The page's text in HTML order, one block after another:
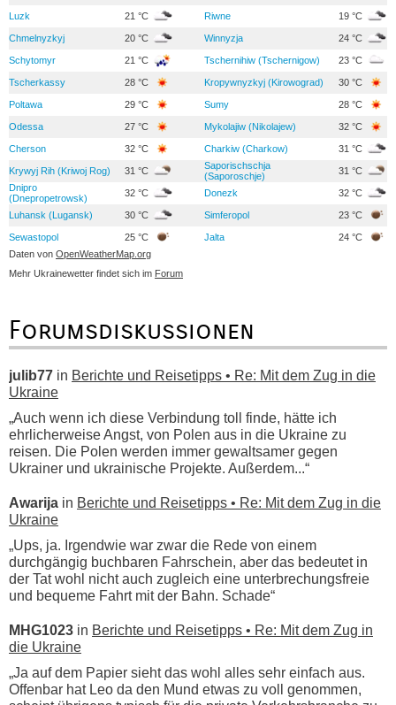
Luzk 21 °C Riwne 19 °C
Chmelnyzkyj 20 °C Winnyzja 24 °C
Schytomyr 21 °C Tschernihiw (Tschernigow) 23 °C
Tscherkassy 28 °C Kropywnyzkyj (Kirowograd) 30 °C
Poltawa 29 °C Sumy 28 °C
Odessa 27 °C Mykolajiw (Nikolajew) 32 °C
Cherson 32 °C Charkiw (Charkow) 31 °C
Krywyj Rih (Kriwoj Rog) 31 °C
Saporischschja
(Saporoschje)
31 °C
Dnipro
(Dnepropetrowsk)
32 °C Donezk 32 °C
Luhansk (Lugansk) 30 °C Simferopol 23 °C
Sewastopol 25 °C Jalta
24 °C
Daten von OpenWeatherMap.org
Mehr Ukrainewetter findet sich im Forum
Forumsdiskussionen
julib77 in Berichte und Reisetipps • Re: Mit dem Zug in die
Ukraine
„Auch wenn ich diese Verbindung toll finde, hätte ich
ehrlicherweise Angst, von Polen aus in die Ukraine zu
reisen. Die Polen werden immer gewaltsamer gegen
Ukrainer und ukrainische Projekte. Außerdem...“
Awarija in Berichte und Reisetipps • Re: Mit dem Zug in die
Ukraine
„Ups, ja. Irgendwie war zwar die Rede von einem
durchgängig buchbaren Fahrschein, aber das bedeutet in
der Tat wohl nicht auch zugleich eine unterbrechungsfreie
und bequeme Fahrt mit der Bahn. Schade“
MHG1023 in Berichte und Reisetipps • Re: Mit dem Zug in
die Ukraine
„Ja auf dem Papier sieht das wohl alles sehr einfach aus.
Offenbar hat Leo da den Mund etwas zu voll genommen,